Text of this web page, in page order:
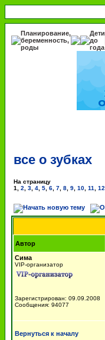
Планирование,
беременность,
роды
Дети
до
года
все о зубках
На страницу
1
2 3 4 5 6 7 8 9 10 11 12
Автор
Сима
VIP-организатор
Зарегистрирован: 09.09.2008
Сообщения: 94077
Вернуться к началу